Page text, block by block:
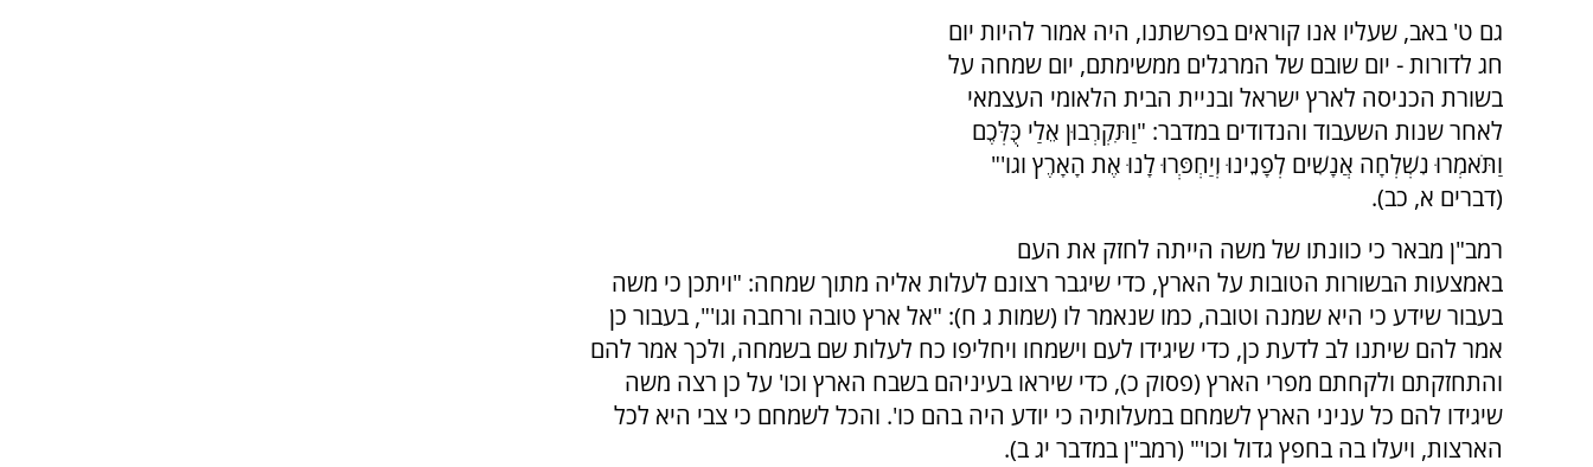
גם ט' באב, שעליו אנו קוראים בפרשתנו, היה אמור להיות יום
חג לדורות - יום שובם של המרגלים ממשימתם, יום שמחה על
בשורת הכניסה לארץ ישראל ובניית הבית הלאומי העצמאי
לאחר שנות השעבוד והנדודים במדבר: "וַתִּקְרְבוּן אֵלַי כֻּלְּכֶם
וַתֹּאמְרוּ נִשְׁלְחָה אֲנָשִׁים לְפָנֵינוּ וְיַחְפְּרוּ לָנוּ אֶת הָאָרֶץ וגו'"
(דברים א, כב).
רמב"ן מבאר כי כוונתו של משה הייתה לחזק את העם
באמצעות הבשורות הטובות על הארץ, כדי שיגבר רצונם לעלות אליה מתוך שמחה: "ויתכן כי משה
בעבור שידע כי היא שמנה וטובה, כמו שנאמר לו (שמות ג ח): "אל ארץ טובה ורחבה וגו'", בעבור כן
אמר להם שיתנו לב לדעת כן, כדי שיגידו לעם וישמחו ויחליפו כח לעלות שם בשמחה, ולכך אמר להם
והתחזקתם ולקחתם מפרי הארץ (פסוק כ), כדי שיראו בעיניהם בשבח הארץ וכו' על כן רצה משה
שיגידו להם כל עניני הארץ לשמחם במעלותיה כי יודע היה בהם כו'. והכל לשמחם כי צבי היא לכל
הארצות, ויעלו בה בחפץ גדול וכו'" (רמב"ן במדבר יג ב).